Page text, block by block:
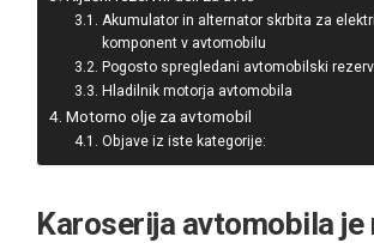
Akumulator in alternator skrbita za
komponent v avtomobilu
Pogosto spregledani avtomobilski
Hladilnik motorja avtomobila
Motorno olje za avtomobil
Objave iz iste kategorije:
Karoserija avtomobila je